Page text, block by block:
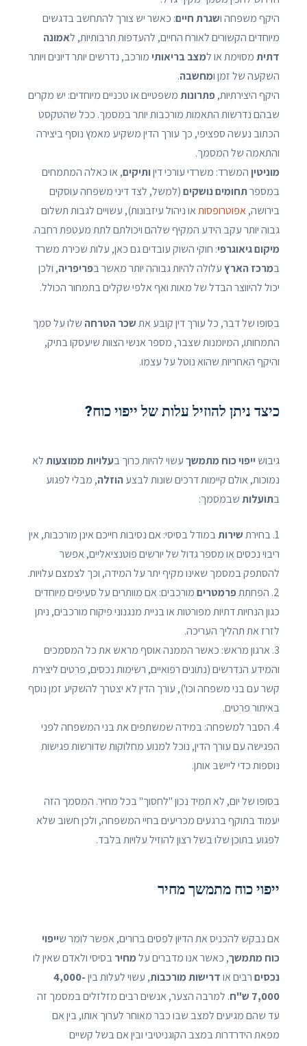
היקף משפחה ושגרת חיים: כאשר יש צורך להתחשב בדגשים
מיוחדים הקשורים לאורח החיים, להעדפות תרבותיות, לאמונה
דתיתמסוימת או למצב בריאותי מורכב, נדרשים יותר דיונים ויותר
השקעה של זמן ומחשבה.
היקף היצירתיות,פתרונותמשפטיים או טכניים מיוחדים: יש מקרים
שבהם נדרשות התאמות מורכבות יותר במסמך. ככל שהטקסט
הכתוב נעשה ספציפי, כך עורך הדין משקיע מאמץ נוסף ביצירה
והתאמה של המסמך.
מוניטין המשרד: משרדי עורכי דיןותיקים, או כאלה המתמחים
במספרתחומים נושקים(למשל, לצד דיני משפחה עוסקים
בירושה,אפוטרופסותאו ניהול עיזבונות), עשויים לגבות תשלום
גבוה יותר עקב הידע המקיף שלהם ויכולתם לתת מעטפת רחבה.
מיקום גיאוגרפי: חוקי השוק עובדים גם כאן, עלות שכירת משרד
במרכז הארץעלולה להיות גבוהה יותר מאשר בפריפריה, ולכן
יכול להיווצר הבדל של מאות ואף אלפי שקלים בתמחור הכולל.
בסופו של דבר, כל עורך דין קובע אתשכר הטרחה שלו על סמך
התמחותו, המיומנות שצבר, מספר אנשי הצוות שיעסקו בתיק,
והיקף האחריות שהוא נוטל על עצמו.
כיצד ניתן להוזיל עלות של ייפוי כוח?
גיבושייפוי כוח מתמשךעשוי להיות כרוך בעלויות ממוצעותלא
נמוכות, אולם קיימות דרכים שונות לבצעהוזלה, מבלי לפגוע
בתועלותשבמסמך:
1. בחירת שירותבמודל בסיסי: אם נסיבות חייכם אינן מורכבות, אין
ריבוי נכסים או מספר גדול של יורשים פוטנציאליים, אפשר
להסתפק במסמך שאינו מקיף יתר על המידה, וכך לצמצם עלויות.
2. הפחתת
פרמטריםמורכבים: אם מוותרים על סעיפים מיוחדים
כגון הנחיות דתיות מפורטות או בניית מנגנוני פיקוח מורכבים, ניתן
לזרז את תהליך העריכה.
3. ארגון מראש: כאשר הממנה אוסף מראש את כל המסמכים
והמידע הנדרשים (נתונים רפואיים, רשימות נכסים, פרטים ליצירת
קשר עם בני משפחה וכו'), עורך הדין לא יצטרך להשקיע זמן נוסף
באיתור פרטים.
4. הסבר למשפחה: במידה שמשתפים את בני המשפחה לפני
הפגישה עם עורך הדין, נוכל למנוע מחלוקות שדורשות פגישות
נוספות כדי ליישב אותן.
בסופו של יום, לא תמיד נכון "לחסוך" בכל מחיר. המסמך הזה
יעמוד בתוקף ברגעים מכריעים בחיי המשפחה, ולכן חשוב שלא
לפגוע בתוכן שלו בשל רצון להוזיל עלויות בלבד.
ייפוי כוח מתמשך מחיר
אם נבקש להכניס את הדיון לפסים ברורים, אפשר לומר שייפוי
כוח מתמשך, כאשר אנו מדברים עלמחירבסיסי ולאדם שאין לו
נכסיםרבים אודרישות מורכבות, עשוי לעלות בין4,000-
7,000 ש"ח
. למרבה הצער, אנשים רבים מזלזלים במסמך זה
עד שהם מגיעים למצב שבו כבר מאוחר לערוך אותו, בין אם
מפאת הידרדרות במצב הקוגניטיבי ובין אם בשל קשיים